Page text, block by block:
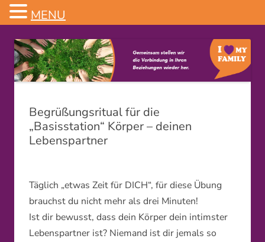
Begrüßungsritual für die
„Basisstation“ Körper – deinen
Lebenspartner
Täglich „etwas Zeit für DICH“, für diese Übung
brauchst du nicht mehr als drei Minuten!
Ist dir bewusst, dass dein Körper dein intimster
Lebenspartner ist? Niemand ist dir jemals so
MENU